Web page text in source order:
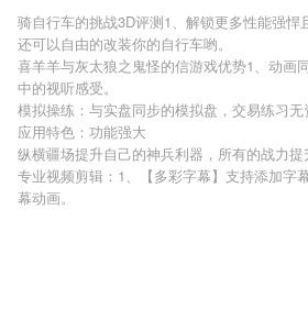
骑自行车的挑战3D评测1、解锁更多性能强
还可以自由的改装你的自行车哟。
喜羊羊与灰太狼之鬼怪的信游戏优势1、动画
中的视听感受。
模拟操练：与实盘同步的模拟盘，交易练习
应用特色：功能强大
纵横疆场提升自己的神兵利器，所有的战力提
专业视频剪辑：1、【多彩字幕】支持添加字
幕动画。